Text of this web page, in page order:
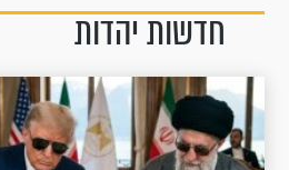
חדשות יהדות